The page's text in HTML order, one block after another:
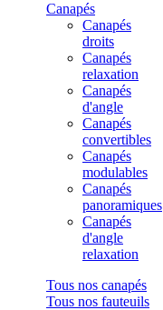
Canapés
Canapés
droits
Canapés
relaxation
Canapés
d'angle
Canapés
convertibles
Canapés
modulables
Canapés
panoramiques
Canapés
d'angle
relaxation
Tous nos canapés
Tous nos fauteuils